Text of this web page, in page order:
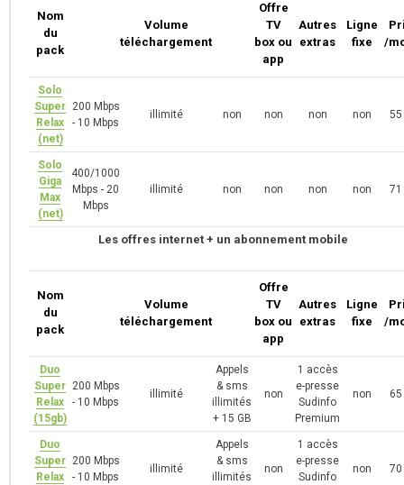
Nom
du
pack
Volume
téléchargement
Offre
TV
box ou
app
Autres
extras
Ligne
fixe
/
Solo
Super
Relax
(net)
200 Mbps
- 10 Mbps
illimité non non non non 55
Solo
Giga
Max
(net)
400/1000
Mbps - 20
Mbps
illimité non non non non 71
Les offres internet + un abonnement mobile
Nom
du
pack
Volume
téléchargement
Offre
TV
box ou
app
Autres
extras
Ligne
fixe
/
Duo
Super
Relax
(15gb)
200 Mbps
- 10 Mbps
illimité
Appels
& sms
illimités
+ 15 GB
non
1 accès
e-presse
Sudinfo
Premium
non
Duo
Super
Relax
200 Mbps
- 10 Mbps
illimité
Appels
& sms
illimités
non
1 accès
e-presse
Sudinfo
non 70